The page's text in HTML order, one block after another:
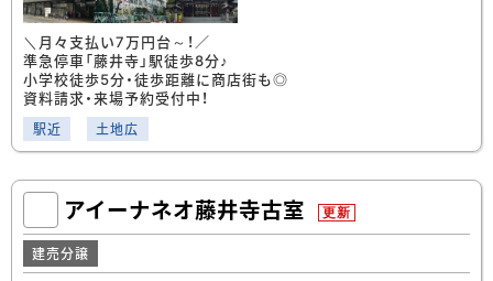
駅近 土地広
＼月々支払い7万円台～！／
準急停車「藤井寺」駅徒歩8分♪
小学校徒歩5分・徒歩距離に商店街も◎
資料請求・来場予約受付中！
アイーナネオ藤井寺古室 更新
建売分譲